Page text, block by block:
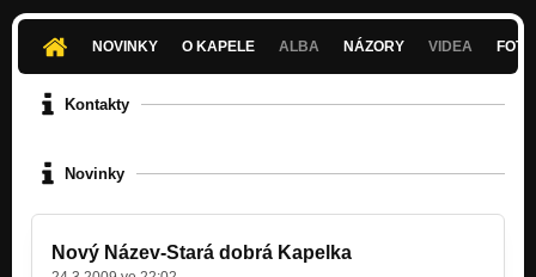
NOVINKY O KAPELE ALBA NÁZORY VIDEA
Kontakty
Novinky
Nový Název-Stará dobrá Kapelka